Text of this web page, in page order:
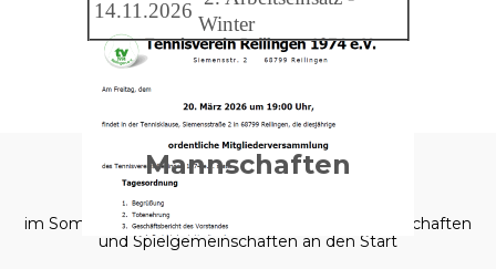
14.11.2026
Winter
Mannschaften
im Sommer 2025 gehen wir mit folgenden Mannschaften
und Spielgemeinschaften an den Start